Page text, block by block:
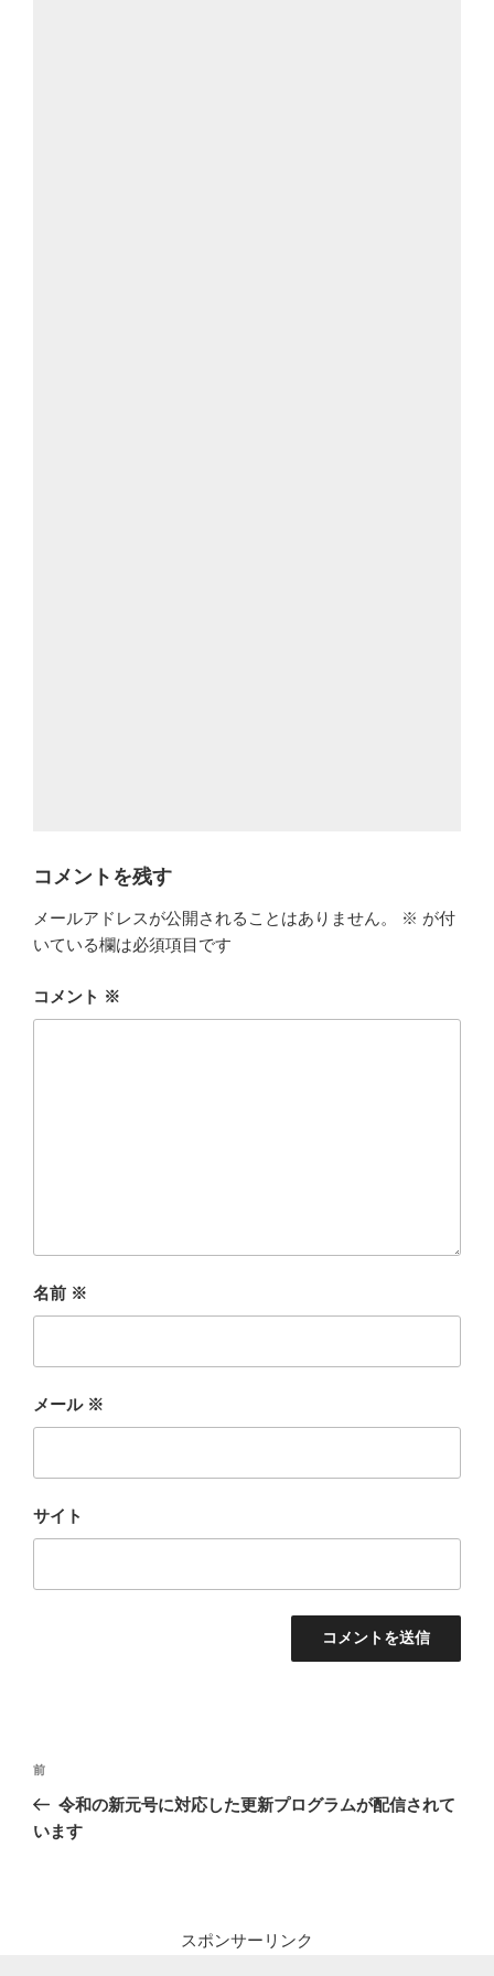
コメントを残す
メールアドレスが公開されることはありません。 ※ が付
いている欄は必須項目です
コメント ※
名前 ※
メール ※
サイト
投
前
の
投
前
令和の新元号に対応した更新プログラムが配信されて
います
スポンサーリンク